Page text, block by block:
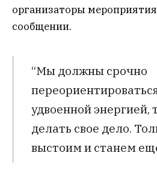
организаторы
сообщении.
“Мы должны срочно
удвоенной энергией,
делать свое дело.
выстоим и станем